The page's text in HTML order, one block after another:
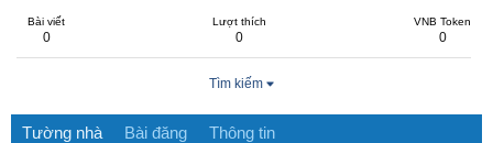
Bài viết
0
Lượt thích
0
VNB Token
0
Tìm kiếm
Tường nhà Bài đăng Thông tin